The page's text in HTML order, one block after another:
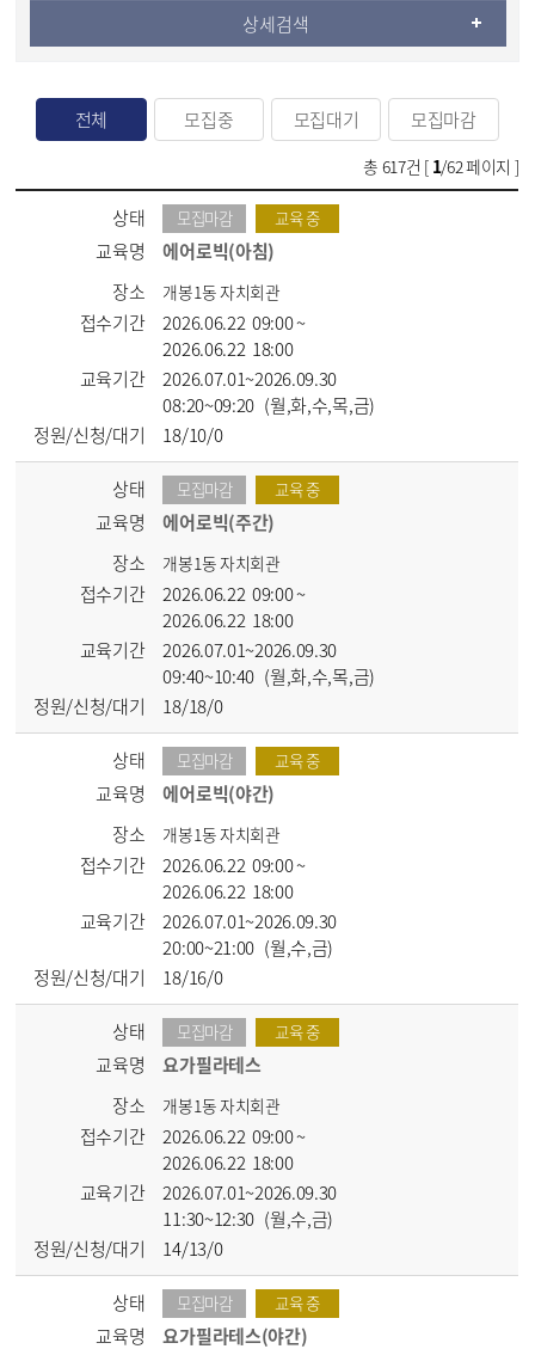
상세검색
전체 모집중 모집대기 모집마감
총 617건 [ 1/62 페이지 ]
상태 모집마감 교육 중
교육명
에어로빅(아침)
장소
개봉1동 자치회관
접수기간
2026.06.22 09:00 ~
2026.06.22 18:00
교육기간
2026.07.01~2026.09.30
08:20~09:20 (월,화,수,목,금)
정원/신청/대기
18/10/0
상태 모집마감 교육 중
교육명
에어로빅(주간)
장소
개봉1동 자치회관
접수기간
2026.06.22 09:00 ~
2026.06.22 18:00
교육기간
2026.07.01~2026.09.30
09:40~10:40 (월,화,수,목,금)
정원/신청/대기
18/18/0
상태 모집마감 교육 중
교육명
에어로빅(야간)
장소
개봉1동 자치회관
접수기간
2026.06.22 09:00 ~
2026.06.22 18:00
교육기간
2026.07.01~2026.09.30
20:00~21:00 (월,수,금)
정원/신청/대기
18/16/0
상태 모집마감 교육 중
교육명
요가필라테스
장소
개봉1동 자치회관
접수기간
2026.06.22 09:00 ~
2026.06.22 18:00
교육기간
2026.07.01~2026.09.30
11:30~12:30 (월,수,금)
정원/신청/대기
14/13/0
상태 모집마감 교육 중
교육명 요가필라테스(야간)